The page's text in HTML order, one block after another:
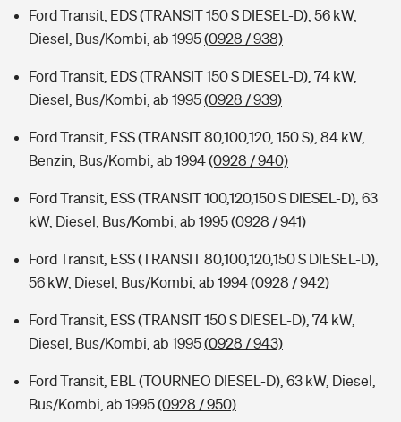
Ford Transit, EDS (TRANSIT 150 S DIESEL-D), 56 kW,
Diesel, Bus/Kombi, ab 1995(0928 / 938)
Ford Transit, EDS (TRANSIT 150 S DIESEL-D), 74 kW,
Diesel, Bus/Kombi, ab 1995(0928 / 939)
Ford Transit, ESS (TRANSIT 80,100,120, 150 S), 84 kW,
Benzin, Bus/Kombi, ab 1994(0928 / 940)
Ford Transit, ESS (TRANSIT 100,120,150 S DIESEL-D), 63
kW, Diesel, Bus/Kombi, ab 1995(0928 / 941)
Ford Transit, ESS (TRANSIT 80,100,120,150 S DIESEL-D),
56 kW, Diesel, Bus/Kombi, ab 1994(0928 / 942)
Ford Transit, ESS (TRANSIT 150 S DIESEL-D), 74 kW,
Diesel, Bus/Kombi, ab 1995(0928 / 943)
Ford Transit, EBL (TOURNEO DIESEL-D), 63 kW, Diesel,
Bus/Kombi, ab 1995(0928 / 950)